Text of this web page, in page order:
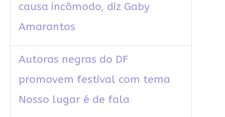
causa incômodo, diz Gaby
Amarantos
Autoras negras do DF
promovem festival com tema
Nosso lugar é de fala